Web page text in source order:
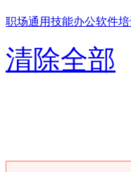
职场通用技能办公软件培
清除全部